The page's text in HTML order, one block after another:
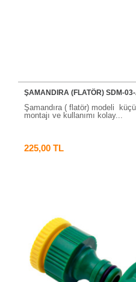
ŞAMANDIRA (FLATÖR) SDM-
Şamandıra ( flatör) modeli
montajı ve kullanımı kolay...
225,00 TL